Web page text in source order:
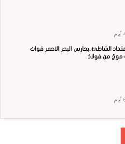
الشاطئ..بحارس البحر الاحمر قوات
موجٌ من فولاذ